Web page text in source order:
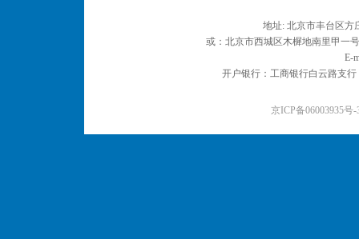
地址: 北京市丰台区
或：北京市西城区木樨地南里甲一
E-
开户银行：工商银行白云路支
京ICP备06003935号-